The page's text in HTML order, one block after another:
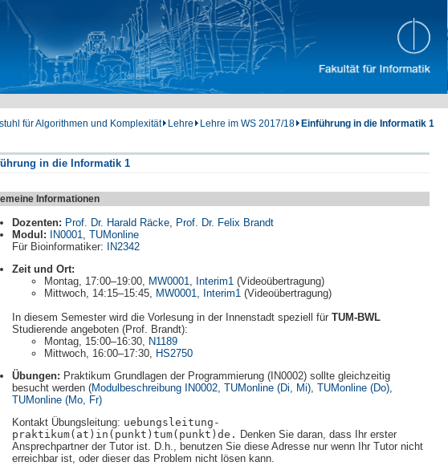
für Algorithmen und Komplexität Lehre Lehre im WS 2017/18 Einführung in die Informatik 1
in die Informatik 1
Informationen
Dozenten: Prof. Dr. Harald Räcke Prof. Dr. Felix Brandt
Modul: IN0001
TUMonline
Für Bioinformatiker: IN2342
Zeit und Ort:
Montag, 17:00–19:00, MW0001 Interim1 (Videoübertragung)
Mittwoch, 14:15–15:45, MW0001 Interim1 (Videoübertragung)
In diesem Semester wird die Vorlesung in der Innenstadt speziell für TUM-BWL
Studierende angeboten (Prof. Brandt):
Montag, 15:00–16:30, N1189
Mittwoch, 16:00–17:30, HS2750
Übungen: Praktikum Grundlagen der Programmierung (IN0002) sollte gleichzeitig
besucht werden (Modulbeschreibung IN0002 TUMonline (Di, Mi) TUMonline (Do)
TUMonline (Mo, Fr)
Kontakt Übungsleitung: uebungsleitung-
praktikum(at)in(punkt)tum(punkt)de. Denken Sie daran, dass Ihr erster
Ansprechpartner der Tutor ist. D.h., benutzen Sie diese Adresse nur wenn Ihr Tutor nicht
erreichbar ist, oder dieser das Problem nicht lösen kann.